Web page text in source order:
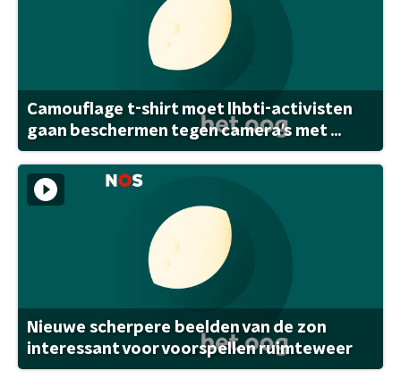
Camouflage t-shirt moet lhbti-activisten
gaan beschermen tegen camera's met ...
Nieuwe scherpere beelden van de zon
interessant voor voorspellen ruimteweer